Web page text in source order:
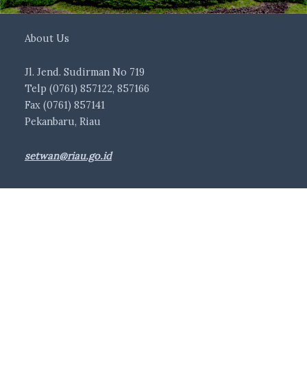
About Us
Jl. Jend. Sudirman No 719
Telp (0761) 857122, 857166
Fax (0761) 857141
Pekanbaru, Riau
setwan@riau.go.id